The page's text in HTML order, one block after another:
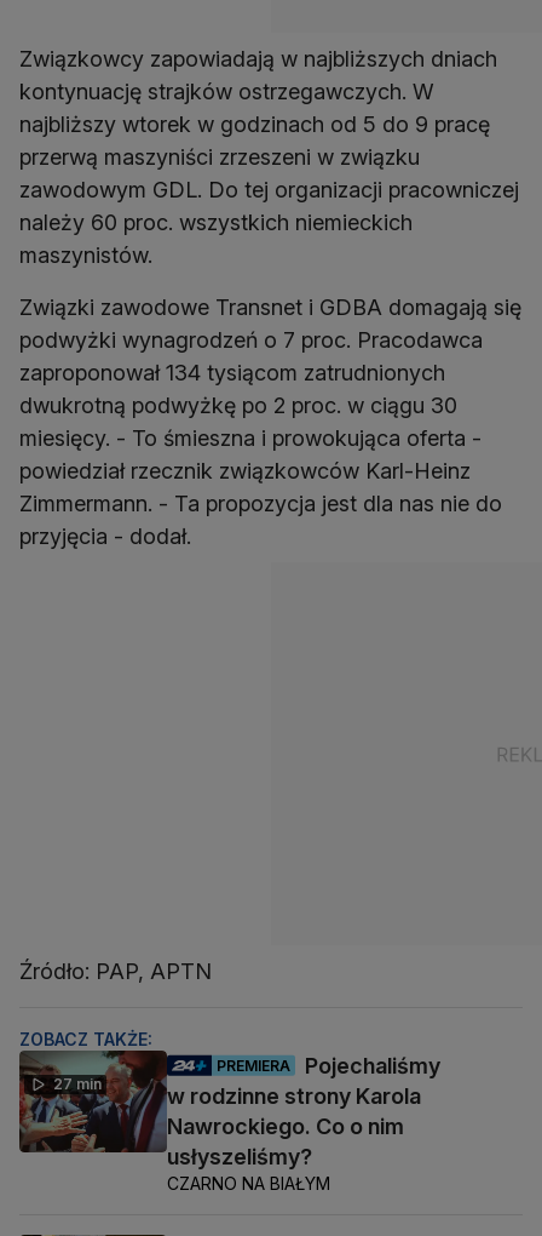
Związkowcy zapowiadają w najbliższych dniach
kontynuację strajków ostrzegawczych. W
najbliższy wtorek w godzinach od 5 do 9 pracę
przerwą maszyniści zrzeszeni w związku
zawodowym GDL. Do tej organizacji pracowniczej
należy 60 proc. wszystkich niemieckich
maszynistów.
Związki zawodowe Transnet i GDBA domagają się
podwyżki wynagrodzeń o 7 proc. Pracodawca
zaproponował 134 tysiącom zatrudnionych
dwukrotną podwyżkę po 2 proc. w ciągu 30
miesięcy. - To śmieszna i prowokująca oferta -
powiedział rzecznik związkowców Karl-Heinz
Zimmermann. - Ta propozycja jest dla nas nie do
przyjęcia - dodał.
Źródło: PAP, APTN
ZOBACZ TAKŻE:
27 min
PREMIERA
Pojechaliśmy
w rodzinne strony Karola
Nawrockiego. Co o nim
usłyszeliśmy?
CZARNO NA BIAŁYM